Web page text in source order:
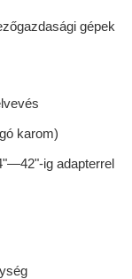
gépek
karom)
ig adapterrel